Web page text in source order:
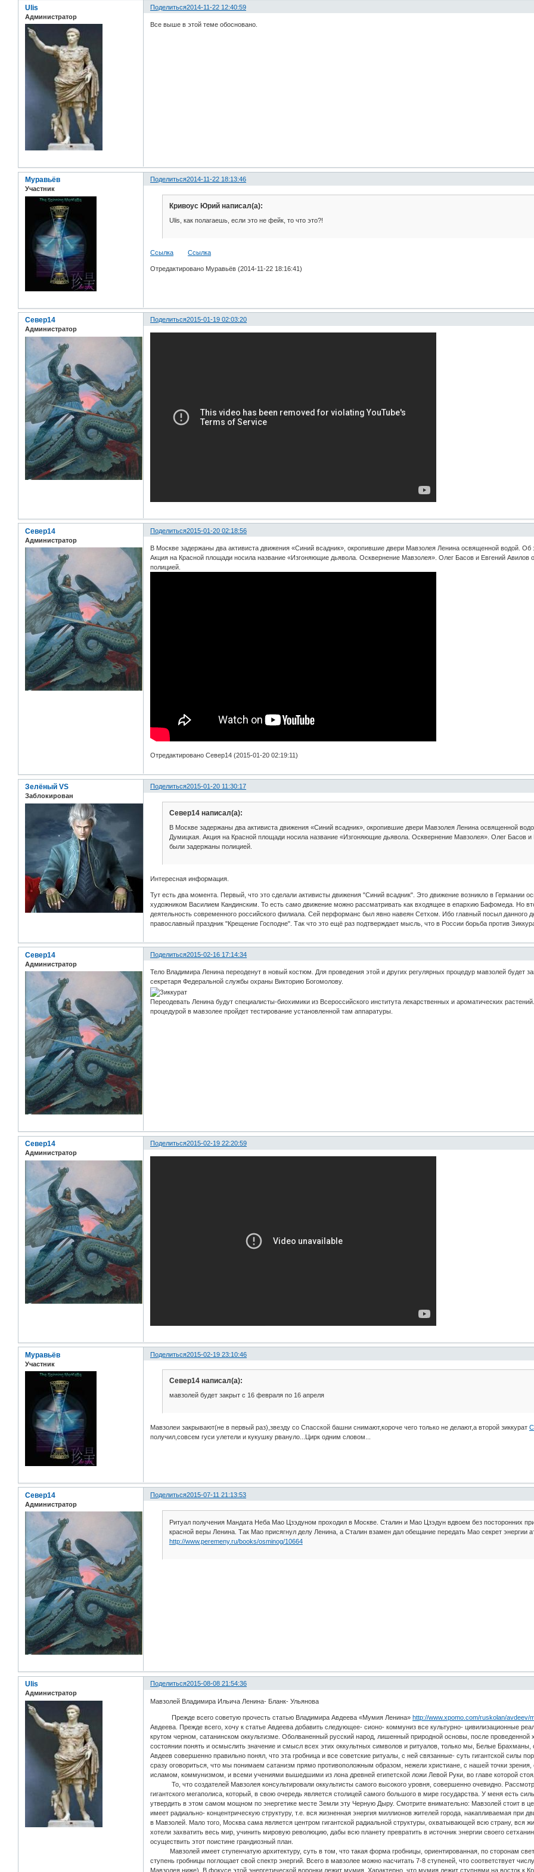
Поделиться2014-11-22 12:40:59
Ulis
Администратор
Все выше в этой теме обосновано.
Поделиться2014-11-22 18:13:46
Муравьёв
Участник
Кривоус Юрий написал(а):
Ulis, как полагаешь, если это не фейк, то что это?!
Ссылка Ссылка
Отредактировано Муравьёв (2014-11-22 18:16:41)
Поделиться2015-01-19 02:03:20
Север14
Администратор
Поделиться2015-01-20 02:18:56
Север14
Администратор
В Москве задержаны два активиста движения «Синий всадник», окропившие двери Мавзолея Ленина освященной водой.
Акция на Красной площади носила название «Изгоняющие дьявола. Осквернение Мавзолея». Олег Басов и Евгений
полицией.
Отредактировано Север14 (2015-01-20 02:19:11)
Поделиться2015-01-20 11:30:17
Зелёный VS
Заблокирован
Север14 написал(а):
В Москве задержаны два активиста движения «Синий всадник», окропившие двери Мавзолея Ленина освященной
Думицкая. Акция на Красной площади носила название «Изгоняющие дьявола. Осквернение Мавзолея». Олег Басов
были задержаны полицией.
Интересная информация.
Тут есть два момента. Первый, что это сделали активисты движения "Синий всадник". Это движение возникло в Германии
художником Василием Кандинским. То есть само движение можно рассматривать как входящее в епархию Бафомеда. Но
деятельность современного российского филиала. Сей перформанс был явно навеян Сетхом. Ибо главный посыл данного
православный праздник "Крещение Господне". Так что это ещё раз подтверждает мысль, что в России борьба против
Поделиться2015-02-16 17:14:34
Север14
Администратор
Тело Владимира Ленина переоденут в новый костюм. Для проведения этой и других регулярных процедур мавзолей будет
секретаря Федеральной службы охраны Викторию Богомолову.
Переодевать Ленина будут специалисты-биохимики из Всероссийского института лекарственных и ароматических
процедурой в мавзолее пройдет тестирование установленной там аппаратуры.
Поделиться2015-02-19 22:20:59
Север14
Администратор
Поделиться2015-02-19 23:10:46
Муравьёв
Участник
Север14 написал(а):
мавзолей будет закрыт с 16 февраля по 16 апреля
Мавзолеи закрывают(не в первый раз),звезду со Спасской башни снимают,короче чего только не делают,а второй зиккурат
получил,совсем гуси улетели и кукушку рвануло...Цирк одним словом...
Поделиться2015-07-11 21:13:53
Север14
Администратор
Ритуал получения Мандата Неба Мао Цзэдуном проходил в Москве. Сталин и Мао Цзэдун вдвоем без посторонних
красной веры Ленина. Так Мао присягнул делу Ленина, а Сталин взамен дал обещание передать Мао секрет энергии
http://www.peremeny.ru/books/osminog/10664
Поделиться2015-08-08 21:54:36
Ulis
Администратор
Мавзолей Владимира Ильича Ленина- Бланк- Ульянова
Прежде всего советую прочесть статью Владимира Авдеева «Мумия Ленина»http://www.xpomo.com/ruskolan/avdeev/
Авдеева. Прежде всего, хочу к статье Авдеева добавить следующее- сионо- коммуниз все культурно- цивилизационные
крутом черном, сатанинском оккультизме. Оболваненный русский народ, лишенный природной основы, после проведенной
состоянии понять и осмыслить значение и смысл всех этих оккультных символов и ритуалов, только мы, Белые
Авдеев совершенно правильно понял, что эта гробница и все советские ритуалы, с ней связанные- суть гигантской силы
сразу оговориться, что мы понимаем сатанизм прямо противоположным образом, нежели христиане, с нашей точки
исламом, коммунизмом, и всеми учениями вышедшими из лона древней египетской ложи Левой Руки, во главе которой
То, что создателей Мавзолея консультировали оккультисты самого высокого уровня, совершенно очевидно.
гигантского мегаполиса, который, в свою очередь является столицей самого большого в мире государства. У меня есть
утвердить в этом самом мощном по энергетике месте Земли эту Черную Дыру. Смотрите внимательно: Мавзолей стоит в
имеет радиально- концентрическую структуру, т.е. вся жизненная энергия миллионов жителей города, накапливаемая
в Мавзолей. Мало того, Москва сама является центром гигантской радиальной структуры, охватывающей всю страну, вся
хотели захватить весь мир, учинить мировую революцию, дабы всю планету превратить в источник энергии своего
осуществить этот поистине грандиозный план.
Мавзолей имеет ступенчатую архитектуру, суть в том, что такая форма гробницы, ориентированная, по сторонам
ступень гробницы поглощает свой спектр энергий. Всего в мавзолее можно насчитать 7-8 ступеней, что соответствует
Мавзолея ниже). В фокусе этой энергетической воронки лежит мумия. Характерно, что мумия лежит ступнями на восток